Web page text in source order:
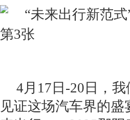
4月17日-20日，
见证这场汽车界的